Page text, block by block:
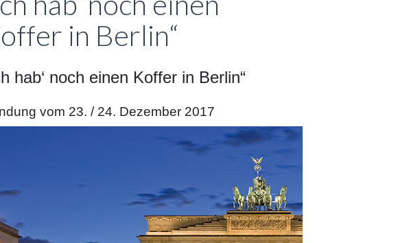
in Berlin“
hab‘ noch einen Koffer in Berlin“
vom 23. / 24. Dezember 2017